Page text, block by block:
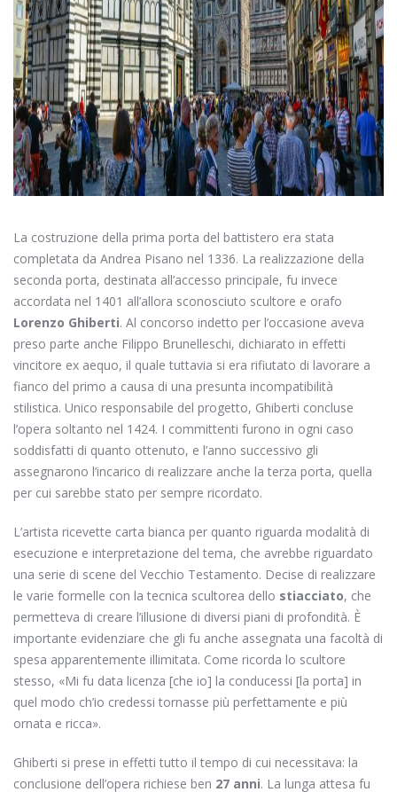
La costruzione della prima porta del battistero era stata
completata da Andrea Pisano nel 1336. La realizzazione della
seconda porta, destinata all’accesso principale, fu invece
accordata nel 1401 all’allora sconosciuto scultore e orafo
Lorenzo Ghiberti. Al concorso indetto per l’occasione aveva
preso parte anche Filippo Brunelleschi, dichiarato in effetti
vincitore ex aequo, il quale tuttavia si era rifiutato di lavorare a
fianco del primo a causa di una presunta incompatibilità
stilistica. Unico responsabile del progetto, Ghiberti concluse
l’opera soltanto nel 1424. I committenti furono in ogni caso
soddisfatti di quanto ottenuto, e l’anno successivo gli
assegnarono l’incarico di realizzare anche la terza porta, quella
per cui sarebbe stato per sempre ricordato.
L’artista ricevette carta bianca per quanto riguarda modalità di
esecuzione e interpretazione del tema, che avrebbe riguardato
una serie di scene del Vecchio Testamento. Decise di realizzare
le varie formelle con la tecnica scultorea dello stiacciato, che
permetteva di creare l’illusione di diversi piani di profondità. È
importante evidenziare che gli fu anche assegnata una facoltà di
spesa apparentemente illimitata. Come ricorda lo scultore
stesso, «Mi fu data licenza [che io] la conducessi [la porta] in
quel modo ch’io credessi tornasse più perfettamente e più
ornata e ricca».
Ghiberti si prese in effetti tutto il tempo di cui necessitava: la
conclusione dell’opera richiese ben 27 anni. La lunga attesa fu